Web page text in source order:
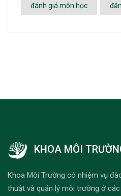
đánh giá môn học
KHOA MÔI
Khoa Môi Trường có nhiệm vụ
thuật và quản lý môi trường ở